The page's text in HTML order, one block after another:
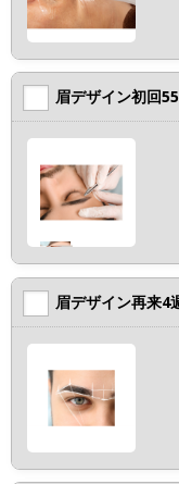
眉デザイン初回
眉デザイン再来4